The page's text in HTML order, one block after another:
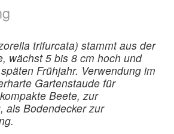
trifurcata) stammt aus der
wächst 5 bis 8 cm hoch und
Frühjahr. Verwendung im
Gartenstaude für
Beete, zur
als Bodendecker zur